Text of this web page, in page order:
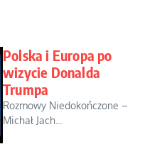
Polska i Europa po
wizycie Donalda
Trumpa
Rozmowy Niedokończone –
Michał Jach...